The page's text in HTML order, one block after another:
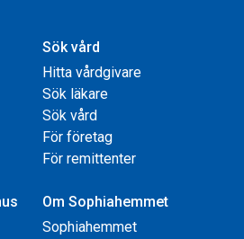
Sök vård
Hitta vårdgivare
Sök läkare
Sök vård
För företag
För remittenter
Om Sophiahemmet
Sophiahemmet